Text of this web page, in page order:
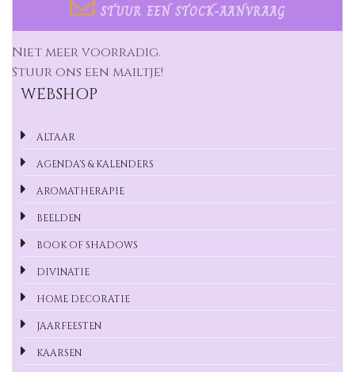
STUUR EEN STOCK-AANVRAAG
Niet meer voorradig.
Stuur ons een mailtje!
WEBSHOP
ALTAAR
AGENDA'S & KALENDERS
AROMATHERAPIE
BEELDEN
BOOK OF SHADOWS
DIVINATIE
HOME DECORATIE
JAARFEESTEN
KAARSEN